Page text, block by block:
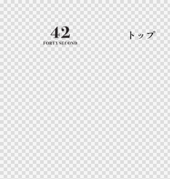
トップ
トップ 問い合わせ